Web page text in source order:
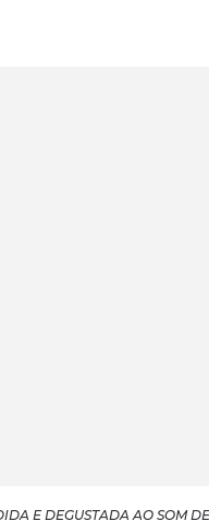
E DEGUSTADA AO SOM